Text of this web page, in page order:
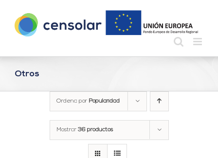
contenido
Otros
Ordena por Popularidad
Mostrar 36 productos